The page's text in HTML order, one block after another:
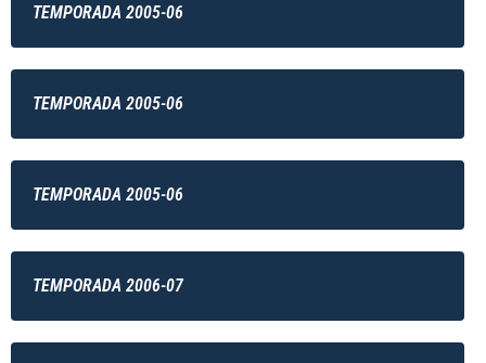
TEMPORADA 2005-06
TEMPORADA 2005-06
TEMPORADA 2005-06
TEMPORADA 2006-07